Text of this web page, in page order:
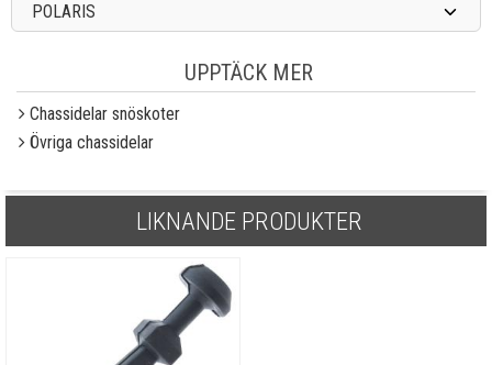
POLARIS
UPPTÄCK MER
Chassidelar snöskoter
Övriga chassidelar
LIKNANDE PRODUKTER